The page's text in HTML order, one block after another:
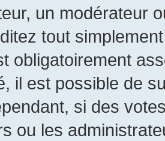
un modérateur
tout
obligatoirement
il est possible de
si des
ou les